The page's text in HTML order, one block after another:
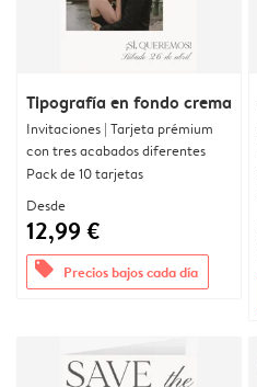
Tipografía en fondo crema
Invitaciones | Tarjeta prémium
con tres acabados diferentes
Pack de 10 tarjetas
Desde
12,99 €
offers Precios bajos cada día